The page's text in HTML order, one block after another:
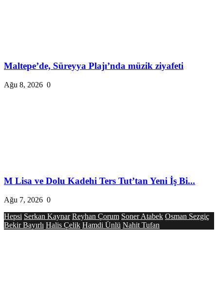
Maltepe’de, Süreyya Plajı’nda müzik ziyafeti
Ağu 8, 2026 0
M Lisa ve Dolu Kadehi Ters Tut’tan Yeni İş Bi...
Ağu 7, 2026 0
Hepsi Serkan Kaynar Reyhan Çorum Soner Atabek Osman Sezgiç
Bekir Bayırlı Halis Çelik Hamdi Ünlü Nahit Tufan